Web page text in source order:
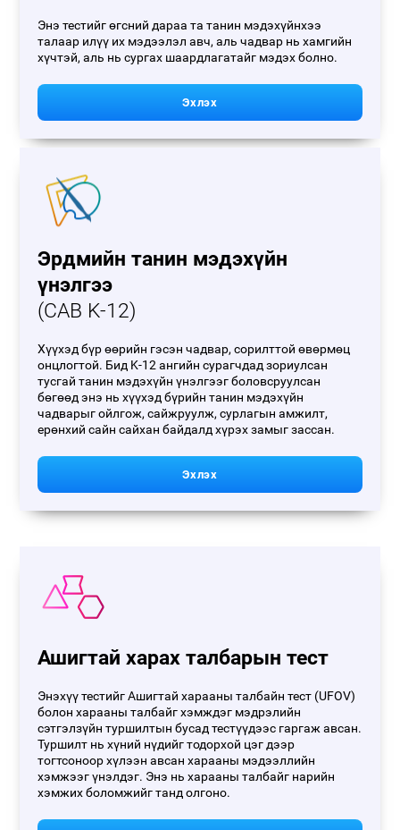
Энэ тестийг өгсний дараа та танин мэдэхүйнхээ
талаар илүү их мэдээлэл авч, аль чадвар нь хамгийн
хүчтэй, аль нь сургах шаардлагатайг мэдэх болно.
Эхлэх
Эрдмийн танин мэдэхүйн
үнэлгээ
(CAB K-12)
Хүүхэд бүр өөрийн гэсэн чадвар, сорилттой өвөрмөц
онцлогтой. Бид K-12 ангийн сурагчдад зориулсан
тусгай танин мэдэхүйн үнэлгээг боловсруулсан
бөгөөд энэ нь хүүхэд бүрийн танин мэдэхүйн
чадварыг ойлгож, сайжруулж, сурлагын амжилт,
ерөнхий сайн сайхан байдалд хүрэх замыг зассан.
Эхлэх
Ашигтай харах талбарын тест
Энэхүү тестийг Ашигтай харааны талбайн тест (UFOV)
болон харааны талбайг хэмждэг мэдрэлийн
сэтгэлзүйн туршилтын бусад тестүүдээс гаргаж авсан.
Туршилт нь хүний ​​нүдийг тодорхой цэг дээр
тогтсоноор хүлээн авсан харааны мэдээллийн
хэмжээг үнэлдэг. Энэ нь харааны талбайг нарийн
хэмжих боломжийг танд олгоно.